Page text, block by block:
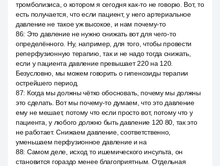
тромболизиса, о котором я сегодня как-то не говорю. Вот, то
есть получается, что если пациент, у него артериальное
давление не такое уж высокое, и нам почему-то
86: Это давление не нужно снижать вот для чего-то
определённого. Ну, например, для того, чтобы провести
реперфузионную терапию, так и не надо тогда снижать,
если у пациента давление превышает 220 на 120.
Безусловно, мы можем говорить о гипенозиды терапии
острейшего период.
87: Когда мы должны чётко обосновать, почему мы должны
это сделать. Вот мы почему-то думаем, что это давление
ему не мешает, потому что если просто вот, потому что у
пациента, у любого должно быть давление 120 80, так это
не работает. Снижаем давление, соответственно,
уменьшаем перфузионное давление и на
88: Самом деле, исход то ишемического инсульта, он
становится гораздо менее благоприятным. Отдельная